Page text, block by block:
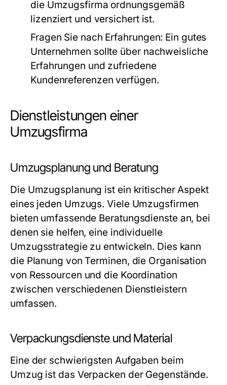
die Umzugsfirma ordnungsgemäß
lizenziert und versichert ist.
Fragen Sie nach Erfahrungen: Ein gutes
Unternehmen sollte über nachweisliche
Erfahrungen und zufriedene
Kundenreferenzen verfügen.
Dienstleistungen einer
Umzugsfirma
Umzugsplanung und Beratung
Die Umzugsplanung ist ein kritischer Aspekt
eines jeden Umzugs. Viele Umzugsfirmen
bieten umfassende Beratungsdienste an, bei
denen sie helfen, eine individuelle
Umzugsstrategie zu entwickeln. Dies kann
die Planung von Terminen, die Organisation
von Ressourcen und die Koordination
zwischen verschiedenen Dienstleistern
umfassen.
Verpackungsdienste und Material
Eine der schwierigsten Aufgaben beim
Umzug ist das Verpacken der Gegenstände.